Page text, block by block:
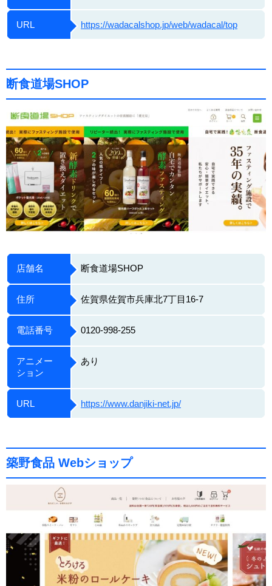
URL https://wadacalshop.jp/web/wadacal/top
断食道場SHOP
店舗名 断食道場SHOP
住所 佐賀県佐賀市兵庫北7丁目16-7
電話番号 0120-998-255
アニメー
ション
あり
URL https://www.danjiki-net.jp/
築野食品 Webショップ